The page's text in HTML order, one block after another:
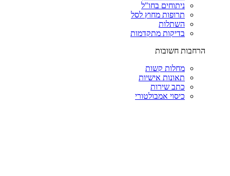
ניתוחים בחו"ל
תרופות מחוץ לסל
השתלות
בדיקות מתקדמות
הרחבות חשובות
מחלות קשות
תאונות אישיות
כתב שירות
כיסוי אמבולטורי